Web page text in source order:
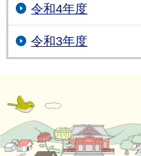
令和4年度
令和3年度